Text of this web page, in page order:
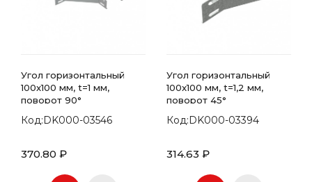
Угол горизонтальный
100x100 мм, t=1 мм,
поворот 90°
Код:DK000-03546
370.80 ₽
Угол горизонтальный
100x100 мм, t=1,2 мм,
поворот 45°
Код:DK000-03394
314.63 ₽